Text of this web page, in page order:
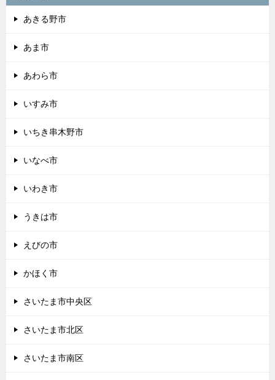
あきる野市
あま市
あわら市
いすみ市
いちき串木野市
いなべ市
いわき市
うきは市
えびの市
かほく市
さいたま市中央区
さいたま市北区
さいたま市南区